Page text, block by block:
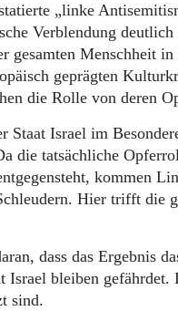
„linke
Verblendung
gesamten Menschheit
geprägten
die Rolle von deren
Staat Israel im
die tatsächliche
kommen
Hier trifft die
dass das Ergebnis
Israel bleiben
sind.